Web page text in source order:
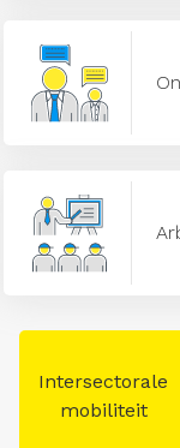
Intersectorale
mobiliteit